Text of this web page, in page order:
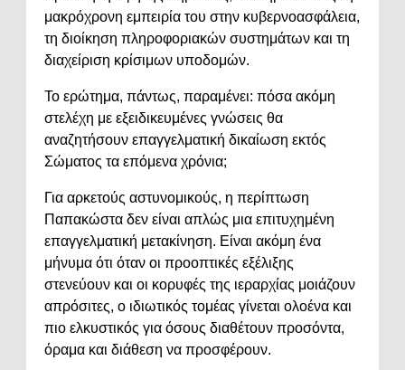
μακρόχρονη εμπειρία του στην κυβερνοασφάλεια,
τη διοίκηση πληροφοριακών συστημάτων και τη
διαχείριση κρίσιμων υποδομών.
Το ερώτημα, πάντως, παραμένει: πόσα ακόμη
στελέχη με εξειδικευμένες γνώσεις θα
αναζητήσουν επαγγελματική δικαίωση εκτός
Σώματος τα επόμενα χρόνια;
Για αρκετούς αστυνομικούς, η περίπτωση
Παπακώστα δεν είναι απλώς μια επιτυχημένη
επαγγελματική μετακίνηση. Είναι ακόμη ένα
μήνυμα ότι όταν οι προοπτικές εξέλιξης
στενεύουν και οι κορυφές της ιεραρχίας μοιάζουν
απρόσιτες, ο ιδιωτικός τομέας γίνεται ολοένα και
πιο ελκυστικός για όσους διαθέτουν προσόντα,
όραμα και διάθεση να προσφέρουν.